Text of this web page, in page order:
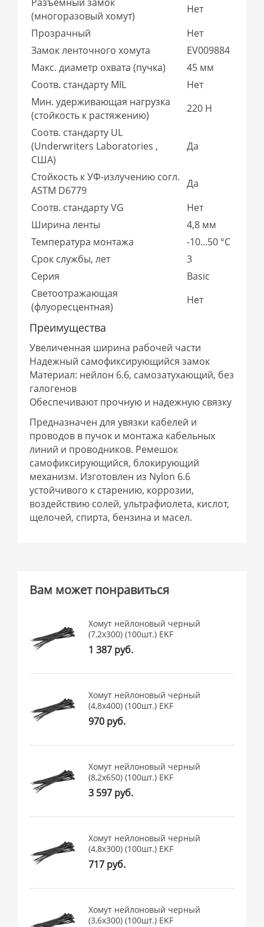
(многоразовый хомут)
Нет
Прозрачный
Нет
Замок ленточного хомута
EV009884
Макс. диаметр охвата (пучка)
45 мм
Соотв. стандарту MIL
Нет
Мин. удерживающая нагрузка
(стойкость к растяжению)
220 Н
Соотв. стандарту UL
(Underwriters Laboratories ,
США)
Да
Стойкость к УФ-излучению согл.
ASTM D6779
Да
Соотв. стандарту VG
Нет
Ширина ленты
4,8 мм
Температура монтажа
-10...50 °C
Срок службы, лет
3
Серия
Basic
Светоотражающая
(флуоресцентная)
Нет
Преимущества
Увеличенная ширина рабочей части
Надежный самофиксирующийся замок
Материал: нейлон 6.6, самозатухающий, без
галогенов
Обеспечивают прочную и надежную связку
Предназначен для увязки кабелей и
проводов в пучок и монтажа кабельных
линий и проводников. Ремешок
самофиксирующийся, блокирующий
механизм. Изготовлен из Nylon 6.6
устойчивого к старению, коррозии,
воздействию солей, ультрафиолета, кислот,
щелочей, спирта, бензина и масел.
Вам может понравиться
Хомут нейлоновый черный
(7,2х300) (100шт.) EKF
1 387 руб.
Хомут нейлоновый черный
(4,8х400) (100шт.) EKF
970 руб.
Хомут нейлоновый черный
(8,2х650) (100шт.) EKF
3 597 руб.
Хомут нейлоновый черный
(4,8х300) (100шт.) EKF
717 руб.
Хомут нейлоновый черный
(3,6х300) (100шт.) EKF